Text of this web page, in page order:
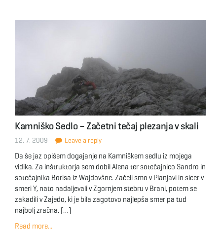
Kamniško Sedlo – Začetni tečaj plezanja v skali
12. 7. 2009 Leave a reply
Da še jaz opišem dogajanje na Kamniškem sedlu iz mojega
vidika. Za inštruktorja sem dobil Alena ter sotečajnico Sandro in
sotečajnika Borisa iz Wajdovšne. Začeli smo v Planjavi in sicer v
smeri Y, nato nadaljevali v Zgornjem stebru v Brani, potem se
zakadili v Zajedo, ki je bila zagotovo najlepša smer pa tud
najbolj zračna, […]
Read more...